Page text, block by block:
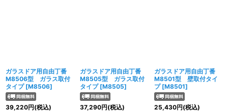
ガラスドア用自由丁番
M8506型 ガラス取付
タイプ [M8506]
39,220円(税込)
ガラスドア用自由丁番
M8505型 ガラス取付
タイプ [M8505]
37,290円(税込)
ガラスドア用自由丁番
M8501型 壁取付タイ
プ [M8501]
25,430円(税込)